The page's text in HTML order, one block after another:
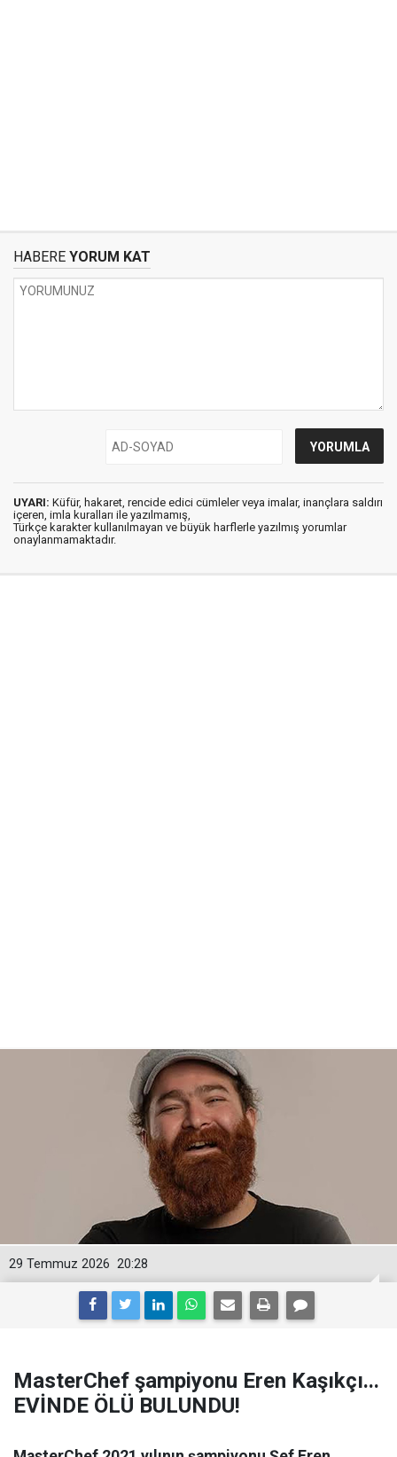
HABERE YORUM KAT
UYARI: Küfür, hakaret, rencide edici cümleler veya imalar, inançlara saldırı
içeren, imla kuralları ile yazılmamış,
Türkçe karakter kullanılmayan ve büyük harflerle yazılmış yorumlar
onaylanmamaktadır.
20:28
29 Temmuz 2026
MasterChef şampiyonu Eren Kaşıkçı...
EVİNDE ÖLÜ BULUNDU!